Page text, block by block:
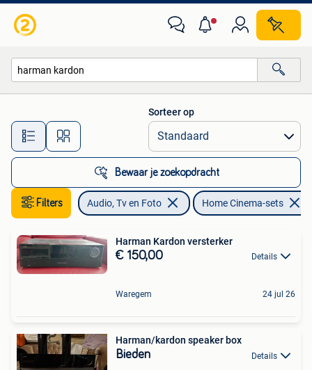
Alle afstanden…
Sorteer op
Bewaar je zoekopdracht
Filters Audio, Tv en Foto Home Cinema-sets
Harman Kardon versterker
€ 150,00 Details
Waregem 24 jul 26
Harman/kardon speaker box
Bieden Details